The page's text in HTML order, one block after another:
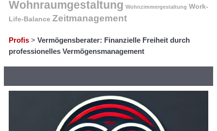
Wohnraumgestaltung Wohnzimmergestaltung Work-
Life-Balance Zeitmanagement
Profis > Vermögensberater: Finanzielle Freiheit durch
professionelles Vermögensmanagement